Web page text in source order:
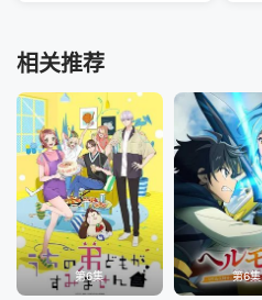
相关推荐
第6集 第6集